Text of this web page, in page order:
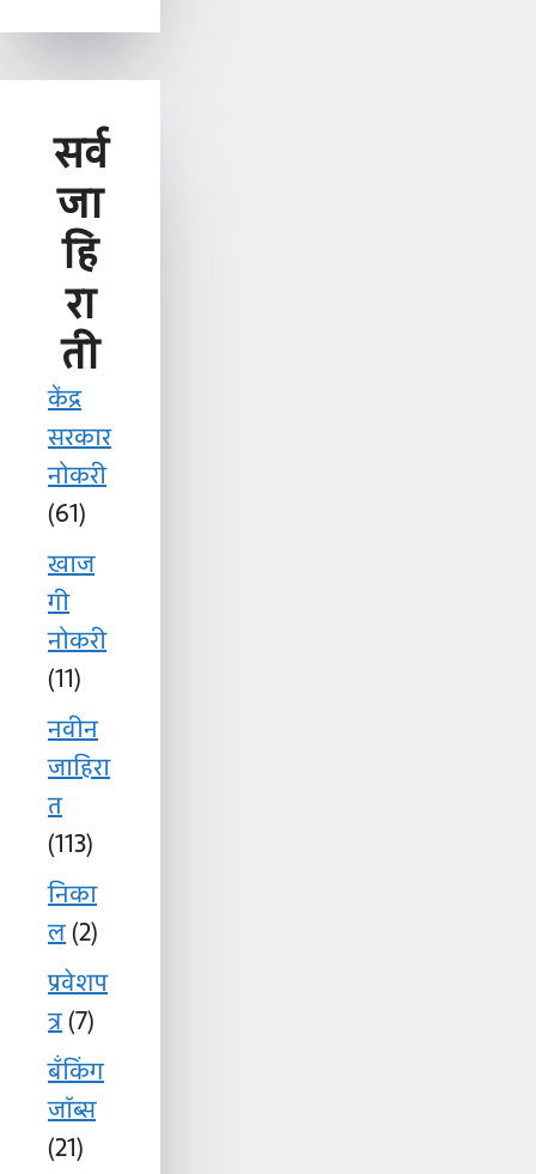
सर्व
जा
हि
रा
ती
केंद्र
सरकार
नोकरी
(61)
खाज
गी
नोकरी
(11)
नवीन
जाहिरा
त
(113)
निका
ल(2)
प्रवेशप
त्र(7)
बँकिंग
जॉब्स
(21)